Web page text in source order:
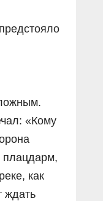
«Кому
плацдарм,
как
ждать